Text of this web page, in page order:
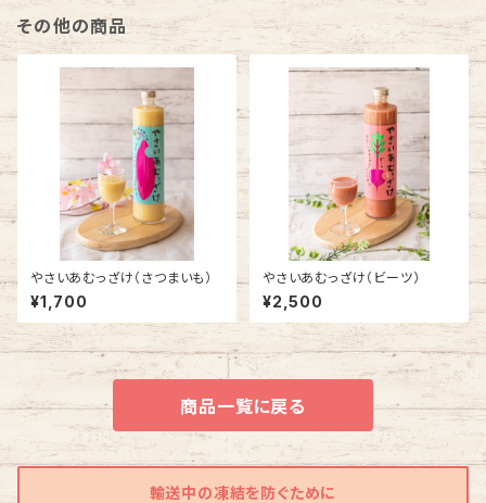
その他の商品
やさいあむっざけ（さつまいも）
¥1,700
やさいあむっざけ（ビーツ）
¥2,500
商品一覧に戻る
輸送中の凍結を防ぐために